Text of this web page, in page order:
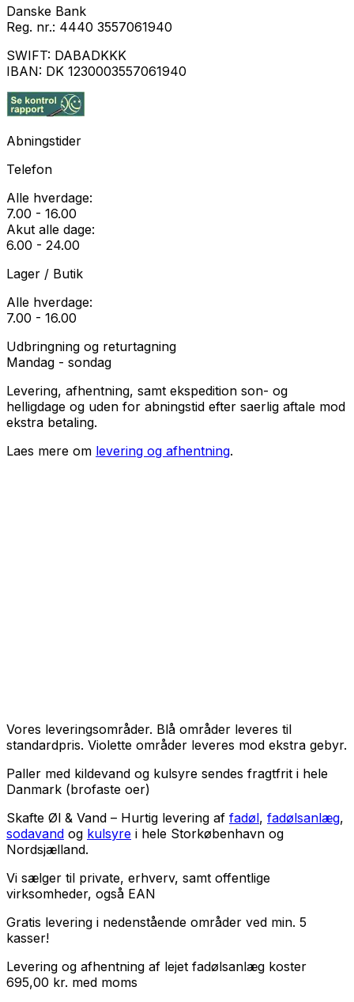
Danske Bank
Reg. nr.: 4440 3557061940
SWIFT: DABADKKK
IBAN: DK 1230003557061940
Abningstider
Telefon
Alle hverdage:
7.00 - 16.00
Akut alle dage:
6.00 - 24.00
Lager / Butik
Alle hverdage:
7.00 - 16.00
Udbringning og returtagning
Mandag - sondag
Levering, afhentning, samt ekspedition son- og
helligdage og uden for abningstid efter saerlig aftale mod
ekstra betaling.
Laes mere om levering og afhentning.
Vores leveringsområder. Blå områder leveres til
standardpris. Violette områder leveres mod ekstra gebyr.
Paller med kildevand og kulsyre sendes fragtfrit i hele
Danmark (brofaste oer)
Skafte Øl & Vand – Hurtig levering af fadøl, fadølsanlæg,
sodavand og kulsyre i hele Storkøbenhavn og
Nordsjælland.
Vi sælger til private, erhverv, samt offentlige
virksomheder, også EAN
Gratis levering i nedenstående områder ved min. 5
kasser!
Levering og afhentning af lejet fadølsanlæg koster
695,00 kr. med moms